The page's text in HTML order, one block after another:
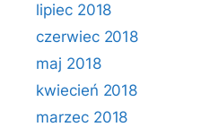
lipiec 2018
czerwiec 2018
maj 2018
kwiecień 2018
marzec 2018